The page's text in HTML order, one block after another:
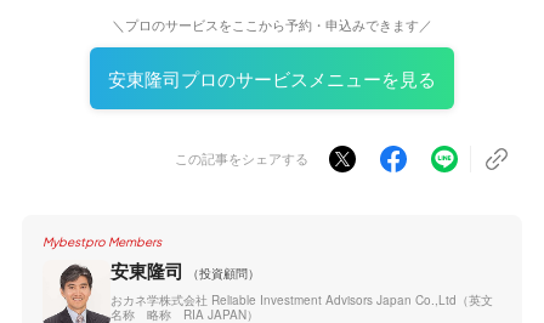
＼プロのサービスをここから予約・申込みできます／
安東隆司プロのサービスメニューを見る
この記事をシェアする
Mybestpro Members
安東隆司
（投資顧問）
おカネ学株式会社 Reliable Investment Advisors Japan Co.,Ltd（英文
名称 略称 RIA JAPAN）